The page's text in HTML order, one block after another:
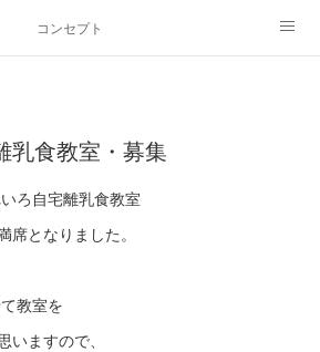
コンセプト
乳食教室・募集
ろ自宅離乳食教室
席となりました。
教室を
いますので、